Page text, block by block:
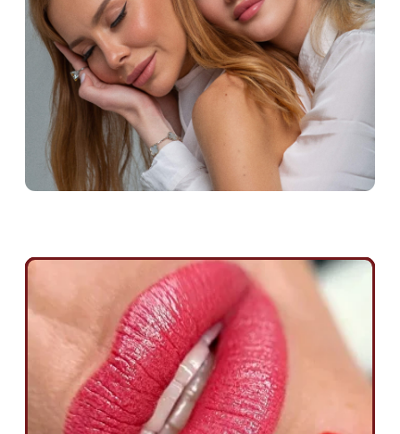
12 000 руб.
5990 руб.
ПЕРМАНЕНТНЫЙ МАКИЯЖ ГУБ ИЛИ
МЕЖРЕСНИЧНОГО ПРОСТРАНСТВА
Специальное предложение на запись
к мастеру